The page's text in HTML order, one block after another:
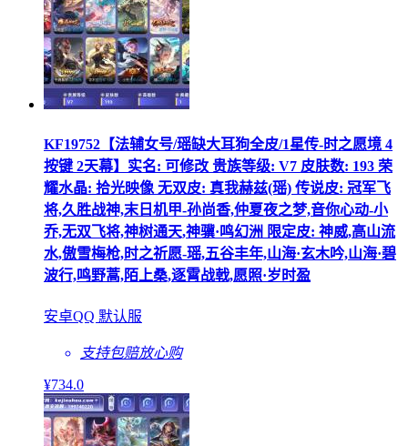
KF19752【法辅女号/瑶缺大耳狗全皮/1星传-时之愿境 4
按键 2天幕】实名: 可修改 贵族等级: V7 皮肤数: 193 荣
耀水晶: 拾光映像 无双皮: 真我赫兹(瑶) 传说皮: 冠军飞
将,久胜战神,末日机甲-孙尚香,仲夏夜之梦,音你心动-小
乔,无双飞将,神树通天,神骥·鸣幻洲 限定皮: 神威,高山流
水,傲雪梅枪,时之祈愿-瑶,五谷丰年,山海·玄木吟,山海·碧
波行,鸣野蒿,陌上桑,逐霄战戟,愿照·岁时盈
安卓QQ 默认服
支持包赔放心购
¥734.0